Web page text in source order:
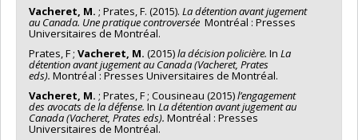
Vacheret, M. ; Prates, F. (2015). Ladétention avant jugement
au Canada. Une pratique controversée Montréal : Presses
Universitaires de Montréal.
Prates, F ; Vacheret, M. (2015)ladécision policière. In La
détention avant jugement au Canada (Vacheret, Prates
eds). Montréal : Presses Universitaires de Montréal.
Vacheret, M. ; Prates, F ; Cousineau (2015)l’engagement
des avocats de la défense. In La détention avant jugement au
Canada (Vacheret, Prates eds). Montréal : Presses
Universitaires de Montréal.